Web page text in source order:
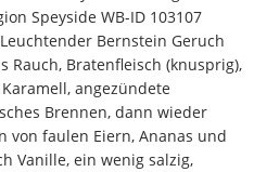
Speyside WB-ID 103107
Bernstein Geruch
Rauch, Bratenfleisch (knusprig),
angezündete
Brennen, dann wieder
von faulen Eiern, Ananas und
Vanille, ein wenig salzig,